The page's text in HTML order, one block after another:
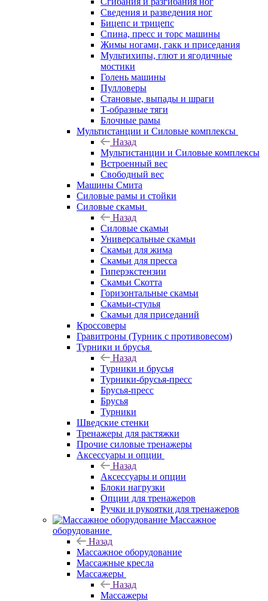
Сведения и разведения ног
Бицепс и трицепс
Спина, пресс и торс машины
Жимы ногами, гакк и приседания
Мультихипы, глют и ягодичные
мостики
Голень машины
Пулловеры
Становые, выпады и шраги
Т-образные тяги
Блочные рамы
Мультистанции и Силовые комплексы
Назад
Мультистанции и Силовые комплексы
Встроенный вес
Свободный вес
Машины Смита
Силовые рамы и стойки
Силовые скамьи
Назад
Силовые скамьи
Универсальные скамьи
Скамьи для жима
Скамьи для пресса
Гиперэкстензии
Скамьи Скотта
Горизонтальные скамьи
Скамьи-стулья
Скамьи для приседаний
Кроссоверы
Гравитроны (Турник с противовесом)
Турники и брусья
Назад
Турники и брусья
Турники-брусья-пресс
Брусья-пресс
Брусья
Турники
Шведские стенки
Тренажеры для растяжки
Прочие силовые тренажеры
Аксессуары и опции
Назад
Аксессуары и опции
Блоки нагрузки
Опции для тренажеров
Ручки и рукоятки для тренажеров
Массажное
оборудование
Назад
Массажное оборудование
Массажные кресла
Массажеры
Назад
Массажеры